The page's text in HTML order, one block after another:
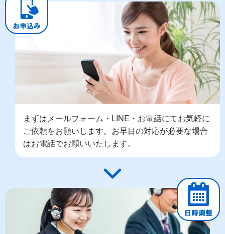
まずはメールフォーム・LINE・お電話にてお気軽に
ご依頼をお願いします。お早目の対応が必要な場合
はお電話でお願いいたします。